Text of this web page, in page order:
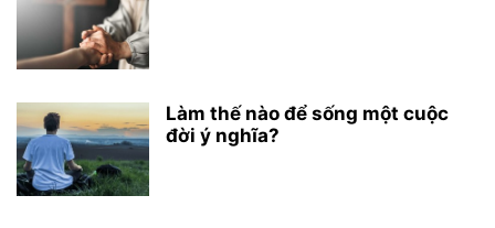
Làm thế nào để sống một cuộc
đời ý nghĩa?